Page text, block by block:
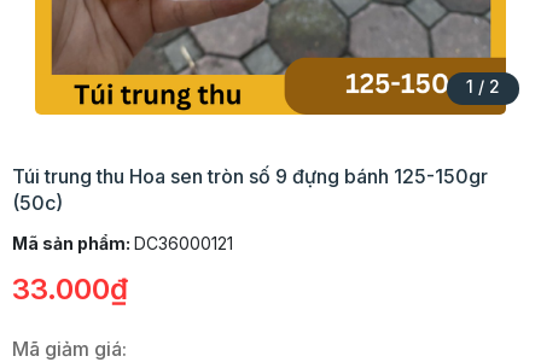
1 / 2
Túi trung thu Hoa sen tròn số 9 đựng bánh 125-150gr
(50c)
Mã sản phẩm: DC36000121
33.000₫
Mã giảm giá: